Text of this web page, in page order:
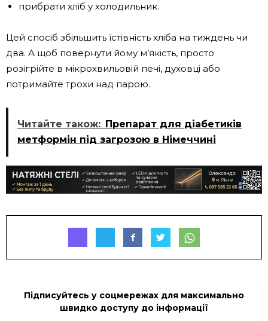
прибрати хліб у холодильник.
Цей спосіб збільшить їстівність хліба на тиждень чи
два. А щоб повернути йому м’якість, просто
розігрійте в мікрохвильовій печі, духовці або
потримайте трохи над парою.
Читайте також: Препарат для діабетиків
метформін під загрозою в Німеччині
Підписуйтесь у соцмережах для максимально
швидко доступу до інформації